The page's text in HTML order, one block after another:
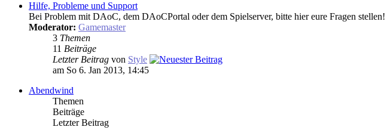
Hilfe, Probleme und Support
Bei Problem mit DAoC, dem DAoCPortal oder dem Spielserver, bitte hier eure Fragen stellen!
Moderator: Gamemaster
3 Themen
11 Beiträge
Letzter Beitrag von Style
am So 6. Jan 2013, 14:45
Abendwind
Themen
Beiträge
Letzter Beitrag